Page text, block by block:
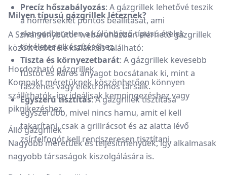
Precíz hőszabályozás: A gázgrillek lehetővé teszik
a hőmérséklet pontos beállítását, ami
elengedhetetlen a különböző típusú ételek
tökéletes elkészítéséhez.
Tiszta és környezetbarát: A gázgrillek kevesebb
füstöt és káros anyagot bocsátanak ki, mint a
faszenes vagy elektromos társaik.
Egyszerű tisztítás:A gázgrillek tisztítása
egyszerűbb, mivel nincs hamu, amit el kell
takarítani, csak a grillrácsot és az alatta lévő
zsírfelfogót kell rendszeresen tisztítani.
Milyen típusú gázgrillek léteznek?
A Szivárványbútor webáruházban elérhető gázgrillek
között többféle kialakítás található:
Hordozható gázgrillek
Kompakt méretüknek köszönhetően könnyen
szállíthatók, így ideálisak kempingezéshez vagy
piknikezéshez.
Álló gázgrillek
Nagyobb méretűek és teljesítményűek, így alkalmasak
nagyobb társaságok kiszolgálására is.